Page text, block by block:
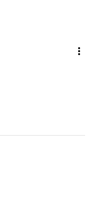
more_vert